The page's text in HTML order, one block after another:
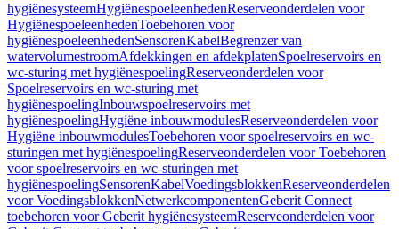
hygiënesysteemHygiënespoeleenhedenReserveonderdelen voor
HygiënespoeleenhedenToebehoren voor
hygiënespoeleenhedenSensorenKabelBegrenzer van
watervolumestroomAfdekkingen en afdekplatenSpoelreservoirs en
wc-sturing met hygiënespoelingReserveonderdelen voor
Spoelreservoirs en wc-sturing met
hygiënespoelingInbouwspoelreservoirs met
hygiënespoelingHygiëne inbouwmodulesReserveonderdelen voor
Hygiëne inbouwmodulesToebehoren voor spoelreservoirs en wc-
sturingen met hygiënespoelingReserveonderdelen voor Toebehoren
voor spoelreservoirs en wc-sturingen met
hygiënespoelingSensorenKabelVoedingsblokkenReserveonderdelen
voor VoedingsblokkenNetwerkcomponentenGeberit Connect
toebehoren voor Geberit hygiënesysteemReserveonderdelen voor